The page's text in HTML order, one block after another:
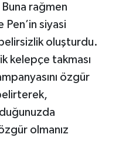
Buna rağmen
siyasi
oluşturdu.
kelepçe takması
özgür
olmanız